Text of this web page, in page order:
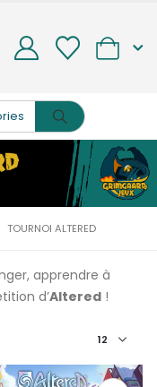
TOURNOI ALTERED
apprendre à
d’Altered !